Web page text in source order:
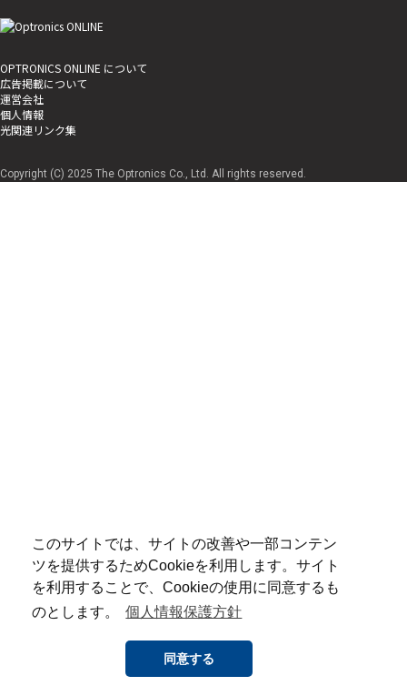
このサイトでは、サイトの改善や一部コンテン
ツを提供するためCookieを利用します。サイト
を利用することで、Cookieの使用に同意するも
のとします。
個人情報保護方針
同意する
OPTRONICS ONLINE について
広告掲載について
運営会社
個人情報
光関連リンク集
Copyright (C) 2025 The Optronics Co., Ltd. All rights reserved.